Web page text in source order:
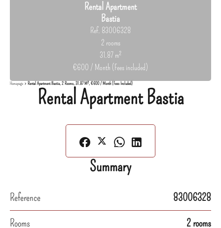
Rental Apartment
Bastia
Ref. 83006328
2 rooms
31.87 m²
€600 / Month (Fees included)
Homepage Rental Apartment Bastia, 2 Rooms, 31.87 M², €600 / Month (Fees Included)
Rental Apartment Bastia
Summary
Reference
83006328
Rooms
2 rooms